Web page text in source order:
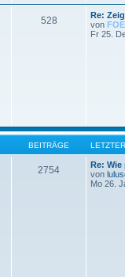
528
Re:
von FOE
Fr 25.
BEITRÄGE
2754
Re:
von
Mo 26.